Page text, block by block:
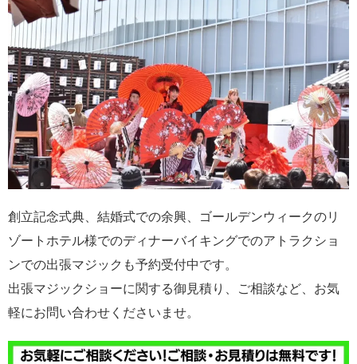
創立記念式典、結婚式での余興、ゴールデンウィークのリ
ゾートホテル様でのディナーバイキングでのアトラクショ
ンでの出張マジックも予約受付中です。
出張マジックショーに関する御見積り、ご相談など、お気
軽にお問い合わせくださいませ。